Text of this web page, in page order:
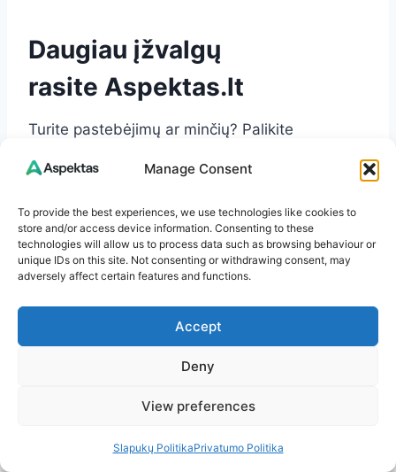
Manage Consent
To provide the best experiences, we use technologies like cookies to
store and/or access device information. Consenting to these
technologies will allow us to process data such as browsing behaviour or
unique IDs on this site. Not consenting or withdrawing consent, may
adversely affect certain features and functions.
Accept
Deny
View preferences
Slapukų PolitikaPrivatumo Politika
Daugiau įžvalgų
rasite Aspektas.lt
Turite pastebėjimų ar minčių? Palikite
Jeigu patiko šis straipsnis, kviečiu naršyti
daugiau temųAspektas.ltsvetainėje. Čia rasite
straipsnių apie sveikatą, patarimus kasdienai,
aktualijas ir dar daugiau.
Ačiū, kad skaitote. Linkiu jums šviesios ir
glitimo neturintis desertas